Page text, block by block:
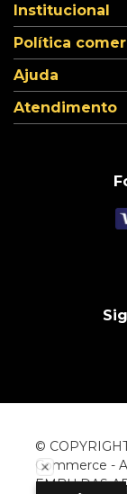
Institucional
Política
Ajuda
Atendimento
©
Commerce -
EMBU DAS